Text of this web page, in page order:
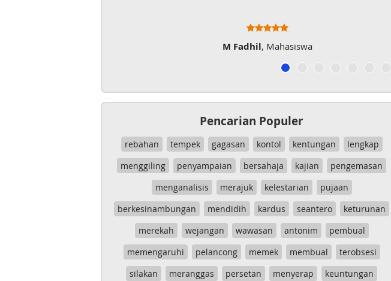
M Fadhil, Mahasiswa
Pencarian Populer
rebahan tempek gagasan kontol kentungan
lengkap
menggiling
penyampaian bersahaja kajian
pengemasan
menganalisis
merajuk kelestarian
pujaan
berkesinambungan
mendidih kardus seantero
keturunan
merekah
wejangan wawasan antonim
pembual
memengaruhi
pelancong memek membual
terobsesi
silakan
meranggas persetan menyerap
keuntungan